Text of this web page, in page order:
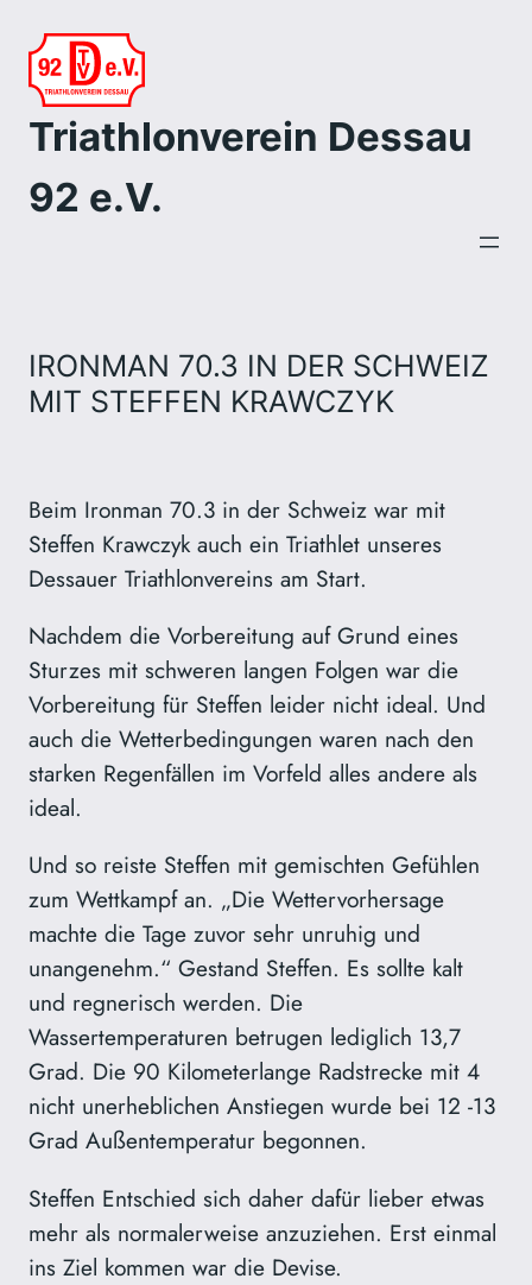
Zum
Inhalt
springen
Triathlonverein Dessau
92 e.V.
IRONMAN 70.3 IN DER SCHWEIZ
MIT STEFFEN KRAWCZYK
Beim Ironman 70.3 in der Schweiz war mit
Steffen Krawczyk auch ein Triathlet unseres
Dessauer Triathlonvereins am Start.
Nachdem die Vorbereitung auf Grund eines
Sturzes mit schweren langen Folgen war die
Vorbereitung für Steffen leider nicht ideal. Und
auch die Wetterbedingungen waren nach den
starken Regenfällen im Vorfeld alles andere als
ideal.
Und so reiste Steffen mit gemischten Gefühlen
zum Wettkampf an. „Die Wettervorhersage
machte die Tage zuvor sehr unruhig und
unangenehm.“ Gestand Steffen. Es sollte kalt
und regnerisch werden. Die
Wassertemperaturen betrugen lediglich 13,7
Grad. Die 90 Kilometerlange Radstrecke mit 4
nicht unerheblichen Anstiegen wurde bei 12 -13
Grad Außentemperatur begonnen.
Steffen Entschied sich daher dafür lieber etwas
mehr als normalerweise anzuziehen. Erst einmal
ins Ziel kommen war die Devise.